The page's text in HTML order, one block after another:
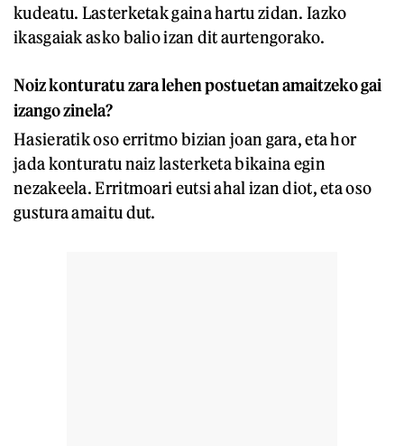
kudeatu. Lasterketak gaina hartu zidan. Iazko
ikasgaiak asko balio izan dit aurtengorako.
Noiz konturatu zara lehen postuetan amaitzeko gai
izango zinela?
Hasieratik oso erritmo bizian joan gara, eta hor
jada konturatu naiz lasterketa bikaina egin
nezakeela. Erritmoari eutsi ahal izan diot, eta oso
gustura amaitu dut.